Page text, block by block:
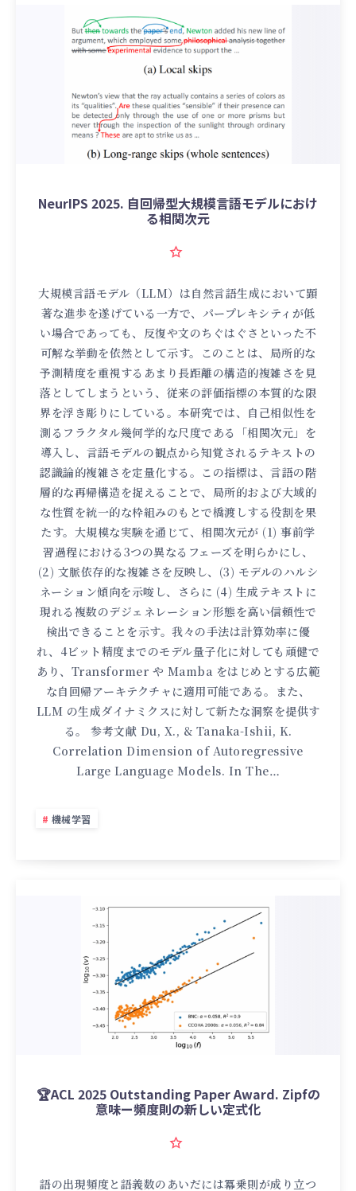
NeurIPS 2025. 自回帰型大規模言語モデルにおけ
る相関次元
大規模言語モデル（LLM）は自然言語生成において顕
著な進歩を遂げている一方で、パープレキシティが低
い場合であっても、反復や文のちぐはぐさといった不
可解な挙動を依然として示す。このことは、局所的な
予測精度を重視するあまり長距離の構造的複雑さを見
落としてしまうという、従来の評価指標の本質的な限
界を浮き彫りにしている。本研究では、自己相似性を
測るフラクタル幾何学的な尺度である「相関次元」を
導入し、言語モデルの観点から知覚されるテキストの
認識論的複雑さを定量化する。この指標は、言語の階
層的な再帰構造を捉えることで、局所的および大域的
な性質を統一的な枠組みのもとで橋渡しする役割を果
たす。大規模な実験を通じて、相関次元が (1) 事前学
習過程における3つの異なるフェーズを明らかにし、
(2) 文脈依存的な複雑さを反映し、(3) モデルのハルシ
ネーション傾向を示唆し、さらに (4) 生成テキストに
現れる複数のデジェネレーション形態を高い信頼性で
検出できることを示す。我々の手法は計算効率に優
れ、4ビット精度までのモデル量子化に対しても頑健で
あり、Transformer や Mamba をはじめとする広範
な自回帰アーキテクチャに適用可能である。また、
LLM の生成ダイナミクスに対して新たな洞察を提供す
る。 参考文献 Du, X., & Tanaka-Ishii, K.
Correlation Dimension of Autoregressive
Large Language Models. In The…
機械学習
🏆ACL 2025 Outstanding Paper Award. Zipfの
意味ー頻度則の新しい定式化
語の出現頻度と語義数のあいだには冪乗則が成り立つ